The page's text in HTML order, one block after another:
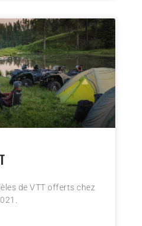
de VTT offerts chez